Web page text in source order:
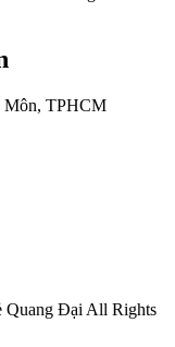
Môn, TPHCM
Quang Đại All Rights